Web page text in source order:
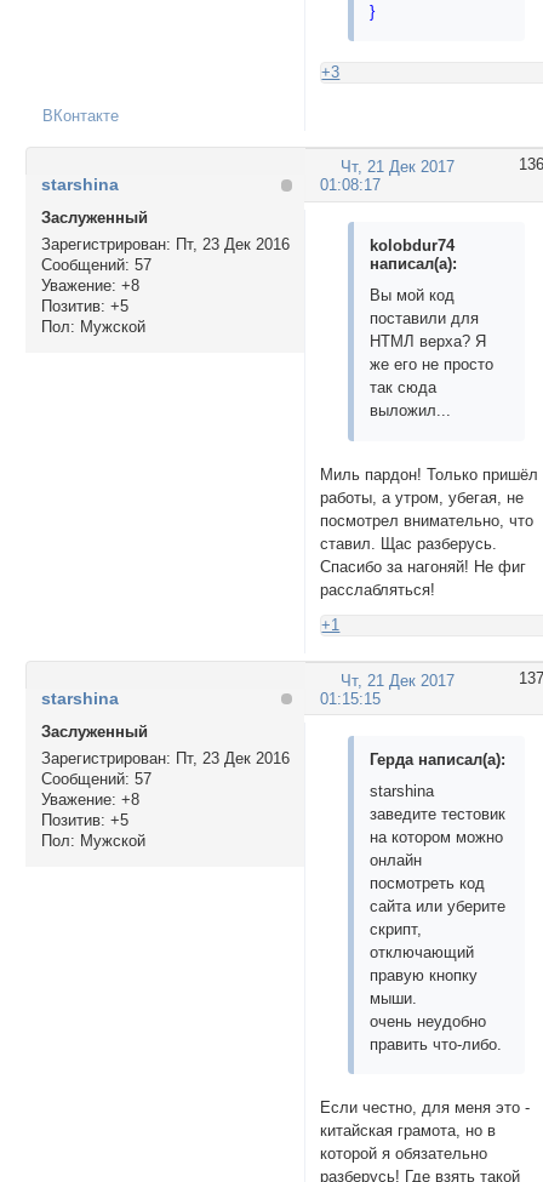
}
+3
ВКонтакте
136
Чт, 21 Дек 2017
01:08:17
starshina
Заслуженный
Зарегистрирован: Пт, 23 Дек 2016
Сообщений: 57
Уважение: +8
Позитив: +5
Пол: Мужской
kolobdur74
написал(а):
Вы мой код
поставили для
НТМЛ верха? Я
же его не просто
так сюда
выложил...
Миль пардон! Только пришёл
работы, а утром, убегая, не
посмотрел внимательно, что
ставил. Щас разберусь.
Спасибо за нагоняй! Не фиг
расслабляться!
+1
137
Чт, 21 Дек 2017
01:15:15
starshina
Заслуженный
Зарегистрирован: Пт, 23 Дек 2016
Сообщений: 57
Уважение: +8
Позитив: +5
Пол: Мужской
Герда написал(а):
starshina
заведите тестовик
на котором можно
онлайн
посмотреть код
сайта или уберите
скрипт,
отключающий
правую кнопку
мыши.
очень неудобно
править что-либо.
Если честно, для меня это -
китайская грамота, но в
которой я обязательно
разберусь! Где взять такой